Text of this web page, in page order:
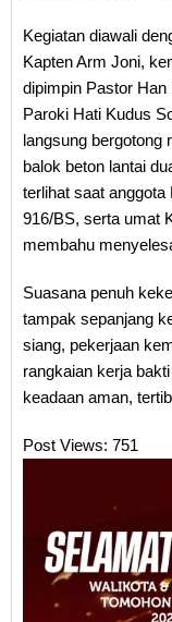
Kegiatan diawali
Kapten Arm Joni,
dipimpin Pastor
Paroki Hati Kudus
langsung bergotong
balok beton lantai
terlihat saat
916/BS, serta umat
membahu
Suasana penuh
tampak sepanjang
siang, pekerjaan
rangkaian kerja
keadaan aman,
Post Views: 751